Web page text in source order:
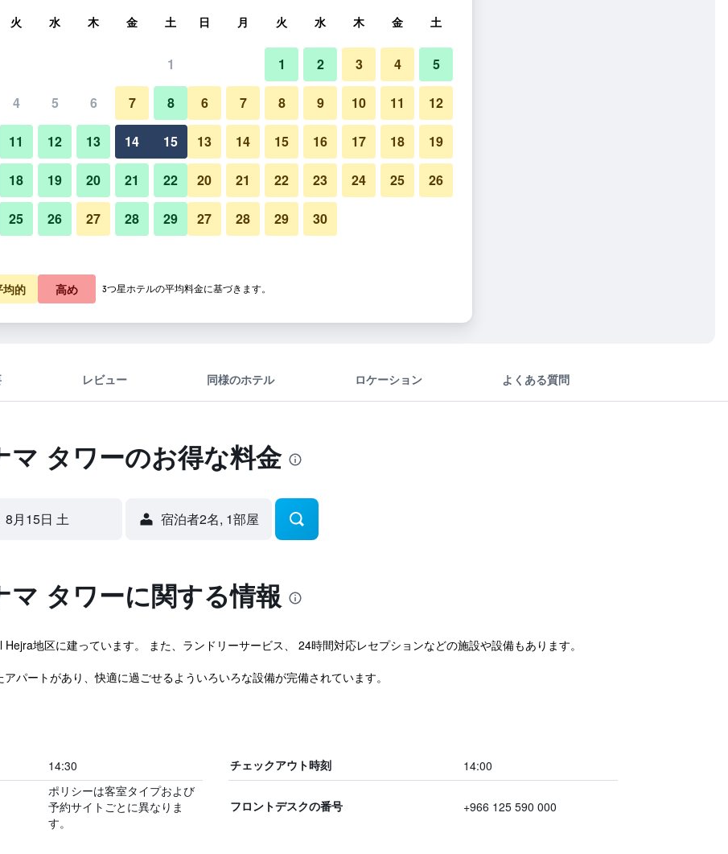
料金を表示
料金を表示
レビュー 同様のホテル ロケーション よくある質問
マ タワーのお得な料金
8月15日 土 宿泊者2名, 1​部屋
タワーに関する情報
地区に建っています。 また、ランドリーサービス、 24時間対応レセプションなどの施設や設備もあります。
パートがあり、快適に過ごせるよういろいろな設備が完備されています。
14:30 チェックアウト時刻 14:00
ポリシーは客室タイプおよび
予約サイトごとに異なりま
す。
フロントデスクの番号 +966 125 590 000
火 水 木 金 土
1
4 5 6 7 8
11 12 13 14 15
18 19 20 21 22
25 26 27 28 29
日 月 火 水 木 金 土
1 2 3 4 5
6 7 8 9 10 11 12
13 14 15 16 17 18 19
20 21 22 23 24 25 26
27 28 29 30
均的 高め 3つ星ホテルの平均料金に基づきます。